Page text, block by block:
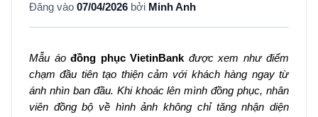
Đăng vào 07/04/2026 bởi Minh Anh
Mẫu áo đồng phục VietinBank được xem như điểm
chạm đầu tiên tạo thiện cảm với khách hàng ngay từ
ánh nhìn ban đầu. Khi khoác lên mình đồng phục, nhân
viên đồng bộ về hình ảnh không chỉ tăng nhận diện